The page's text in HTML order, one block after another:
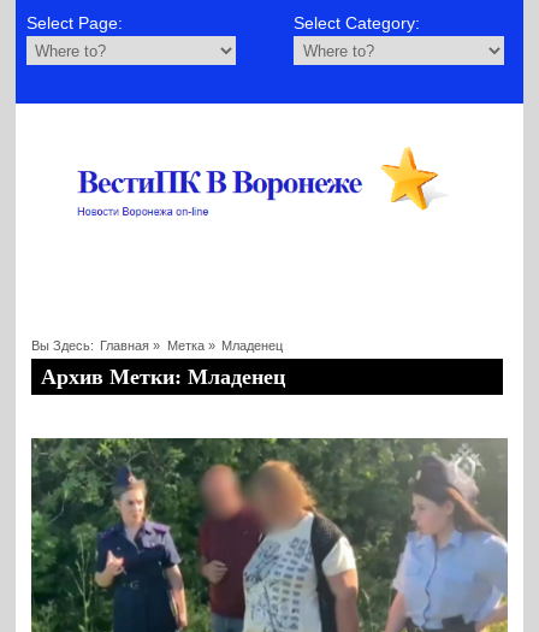
Select Page: Select Category:
Вы Здесь: Главная » Метка » Младенец
Архив Метки: Младенец